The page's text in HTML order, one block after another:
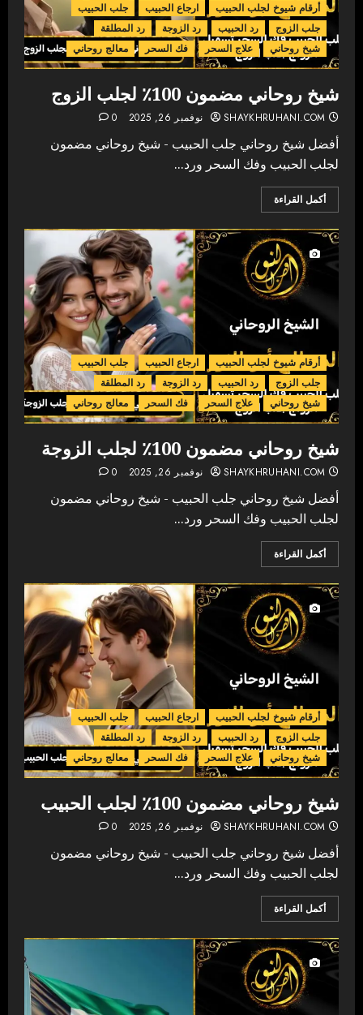
أرقام شيوخ لجلب الحبيب ارجاع الحبيب
جلب الحبيب
جلب الزوج
رد الحبيب رد الزوجة
رد المطلقة
شيخ روحاني
علاج السحر فك السحر معالج روحاني
شيخ روحاني مضمون 100٪ لجلب الزوج
SHAYKHRUHANI.COM نوفمبر 26, 2025 0
أفضل شيخ روحاني جلب الحبيب - شيخ روحاني مضمون
لجلب الحبيب وفك السحر ورد...
أكمل القراءة
أرقام شيوخ لجلب الحبيب ارجاع الحبيب
جلب الحبيب
جلب الزوج
رد الحبيب رد الزوجة
رد المطلقة
شيخ روحاني
علاج السحر فك السحر معالج روحاني
شيخ روحاني مضمون 100٪ لجلب الزوجة
SHAYKHRUHANI.COM نوفمبر 26, 2025 0
أفضل شيخ روحاني جلب الحبيب - شيخ روحاني مضمون
لجلب الحبيب وفك السحر ورد...
أكمل القراءة
أرقام شيوخ لجلب الحبيب ارجاع الحبيب
جلب الحبيب
جلب الزوج
رد الحبيب رد الزوجة
رد المطلقة
شيخ روحاني
علاج السحر فك السحر معالج روحاني
شيخ روحاني مضمون 100٪ لجلب الحبيب
SHAYKHRUHANI.COM نوفمبر 26, 2025 0
أفضل شيخ روحاني جلب الحبيب - شيخ روحاني مضمون
لجلب الحبيب وفك السحر ورد...
أكمل القراءة